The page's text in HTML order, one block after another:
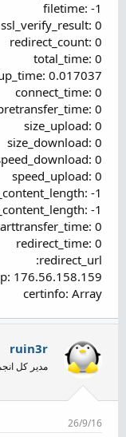
filetime: -1
ssl_verify_result: 0
redirect_count: 0
total_time: 0
0.017037
connect_time: 0
0
size_upload: 0
size_download: 0
0
speed_upload: 0
-1
-1
0
redirect_time: 0
redirect_url:
176.56.158.159
certinfo: Array
ruin3r
مدیر کل
26/9/16